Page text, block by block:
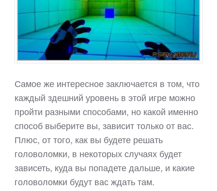
Самое же интересное заключается в том, что
каждый здешний уровень в этой игре можно
пройти разными способами, но какой именно
способ выберите вы, зависит только от вас.
Плюс, от того, как вы будете решать
головоломки, в некоторых случаях будет
зависеть, куда вы попадете дальше, и какие
головоломки будут вас ждать там.